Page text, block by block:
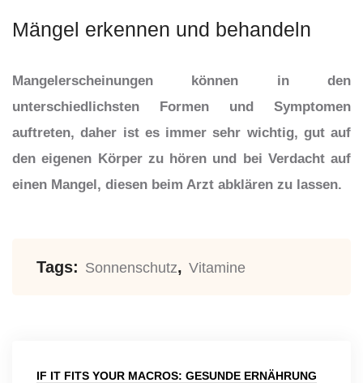
Mängel erkennen und behandeln
Mangelerscheinungen können in den
unterschiedlichsten Formen und Symptomen
auftreten, daher ist es immer sehr wichtig, gut auf
den eigenen Körper zu hören und bei Verdacht auf
einen Mangel, diesen beim Arzt abklären zu lassen.
Tags: Sonnenschutz, Vitamine
IF IT FITS YOUR MACROS: GESUNDE ERNÄHRUNG